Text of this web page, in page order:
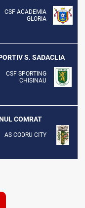
CSF ACADEMIA
GLORIA
S. SADACLIA
CSF SPORTING
CHISINAU
COMRAT
AS CODRU CITY